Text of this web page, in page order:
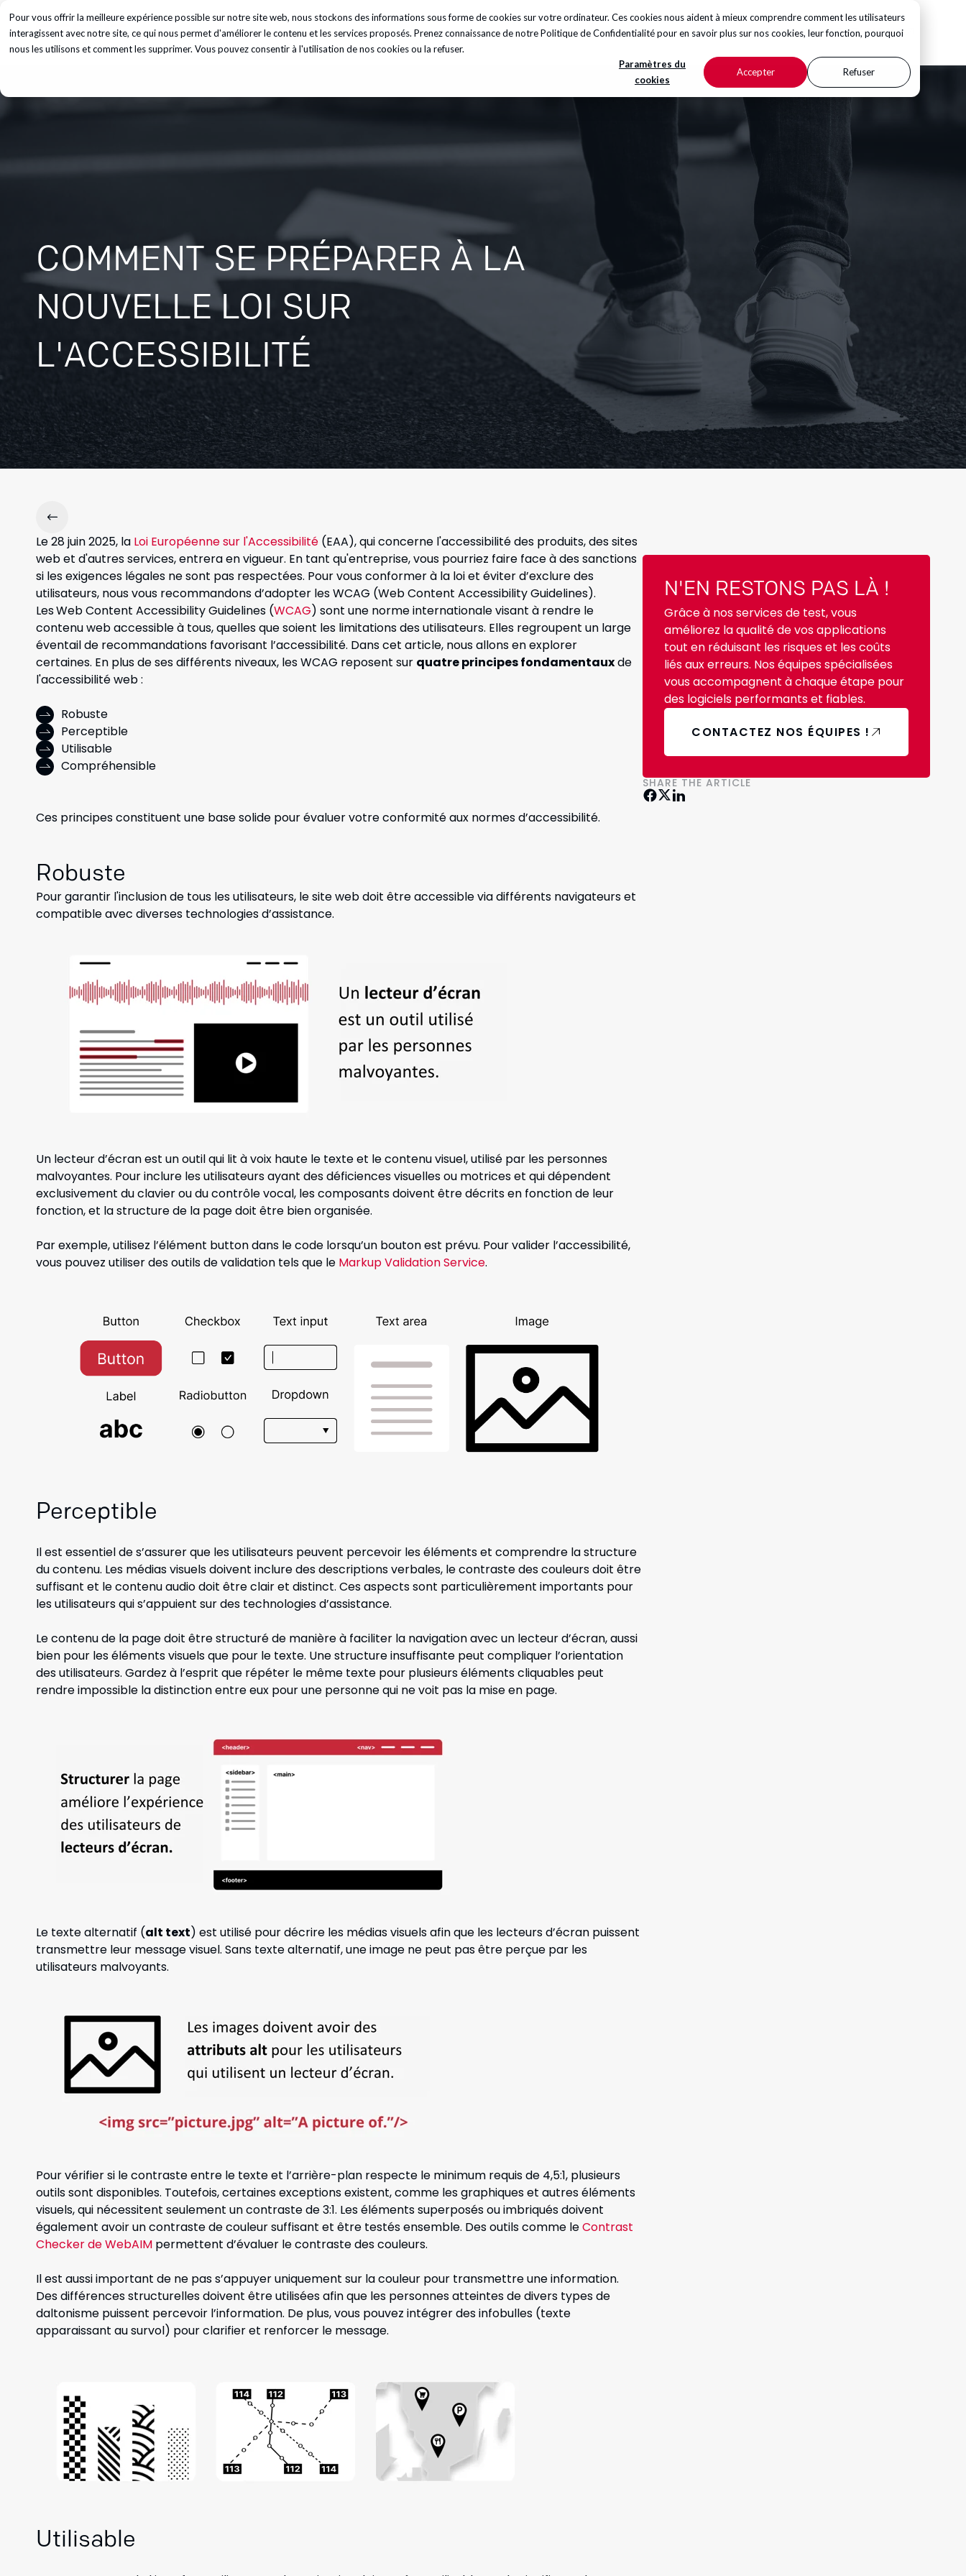
Pour vous offrir la meilleure expérience possible sur notre site web, nous stockons des informations sous forme de cookies sur votre ordinateur. Ces cookies nous aident à mieux comprendre comment les utilisateurs
interagissent avec notre site, ce qui nous permet d'améliorer le contenu et les services proposés. Prenez connaissance de notrePolitique de Confidentialitépour en savoir plus sur nos cookies, leur fonction, pourquoi
nous les utilisons et comment les supprimer. Vous pouvez consentir à l'utilisation de nos cookies ou la refuser.
Paramètres du
cookies
Accepter Refuser
Services Insights A propos Carrières Ressources CONTACTEZ-NOUS
COMMENT SE PRÉPARER À LA
NOUVELLE LOI SUR
L'ACCESSIBILITÉ
Le 28 juin 2025, la Loi Européenne sur l'Accessibilité (EAA), qui concerne l'accessibilité des produits, des sites
web et d'autres services, entrera en vigueur. En tant qu'entreprise, vous pourriez faire face à des sanctions
si les exigences légales ne sont pas respectées. Pour vous conformer à la loi et éviter d’exclure des
utilisateurs, nous vous recommandons d’adopter les WCAG (Web Content Accessibility Guidelines).
LesWeb Content Accessibility Guidelines (WCAG) sont une norme internationale visant à rendre le
contenu web accessible à tous, quelles que soient les limitations des utilisateurs. Elles regroupent un large
éventail de recommandations favorisant l’accessibilité. Dans cet article, nous allons en explorer
certaines. En plus de ses différents niveaux, les WCAG reposent sur quatre principes fondamentauxde
l'accessibilité web :
Robuste
Perceptible
Utilisable
Compréhensible
Ces principes constituent une base solide pour évaluer votre conformité aux normes d’accessibilité.
Robuste
Pour garantir l'inclusion de tous les utilisateurs, le site web doit être accessible via différents navigateurs et
compatible avec diverses technologies d’assistance.
Un lecteur d’écran est un outil qui lit à voix haute le texte et le contenu visuel, utilisé par les personnes
malvoyantes. Pour inclure les utilisateurs ayant des déficiences visuelles ou motrices et qui dépendent
exclusivement du clavier ou du contrôle vocal, les composants doivent être décrits en fonction de leur
fonction, et la structure de la page doit être bien organisée.
Par exemple, utilisez l’élément buttondans le code lorsqu’un bouton est prévu. Pour valider l’accessibilité,
vous pouvez utiliser des outils de validation tels que le Markup Validation Service.
Perceptible
Il est essentiel de s’assurer que les utilisateurs peuvent percevoir les éléments et comprendre la structure
du contenu. Les médias visuels doivent inclure des descriptions verbales, le contraste des couleurs doit être
suffisant et le contenu audio doit être clair et distinct. Ces aspects sont particulièrement importants pour
les utilisateurs qui s’appuient sur des technologies d’assistance.
Le contenu de la page doit être structuré de manière à faciliter la navigation avec un lecteur d’écran, aussi
bien pour les éléments visuels que pour le texte. Une structure insuffisante peut compliquer l’orientation
des utilisateurs. Gardez à l’esprit que répéter le même texte pour plusieurs éléments cliquables peut
rendre impossible la distinction entre eux pour une personne qui ne voit pas la mise en page.
Le texte alternatif (alt text) est utilisé pour décrire les médias visuels afin que les lecteurs d’écran puissent
transmettre leur message visuel. Sans texte alternatif, une image ne peut pas être perçue par les
utilisateurs malvoyants.
Pour vérifier si le contraste entre le texte et l’arrière-plan respecte le minimum requis de 4,5:1, plusieurs
outils sont disponibles. Toutefois, certaines exceptions existent, comme les graphiques et autres éléments
visuels, qui nécessitent seulement un contraste de 3:1. Les éléments superposés ou imbriqués doivent
également avoir un contraste de couleur suffisant et être testés ensemble. Des outils comme leContrast
Checker de WebAIM permettent d’évaluer le contraste des couleurs.
Il est aussi important de ne pas s’appuyer uniquement sur la couleur pour transmettre une information.
Des différences structurelles doivent être utilisées afin que les personnes atteintes de divers types de
daltonisme puissent percevoir l’information. De plus, vous pouvez intégrer des infobulles (texte
apparaissant au survol) pour clarifier et renforcer le message.
Utilisable
N'EN RESTONS PAS LÀ !
Grâce à nos services de test, vous
améliorez la qualité de vos applications
tout en réduisant les risques et les coûts
liés aux erreurs. Nos équipes spécialisées
vous accompagnent à chaque étape pour
des logiciels performants et fiables.
CONTACTEZ NOS ÉQUIPES !
SHARE THE ARTICLE